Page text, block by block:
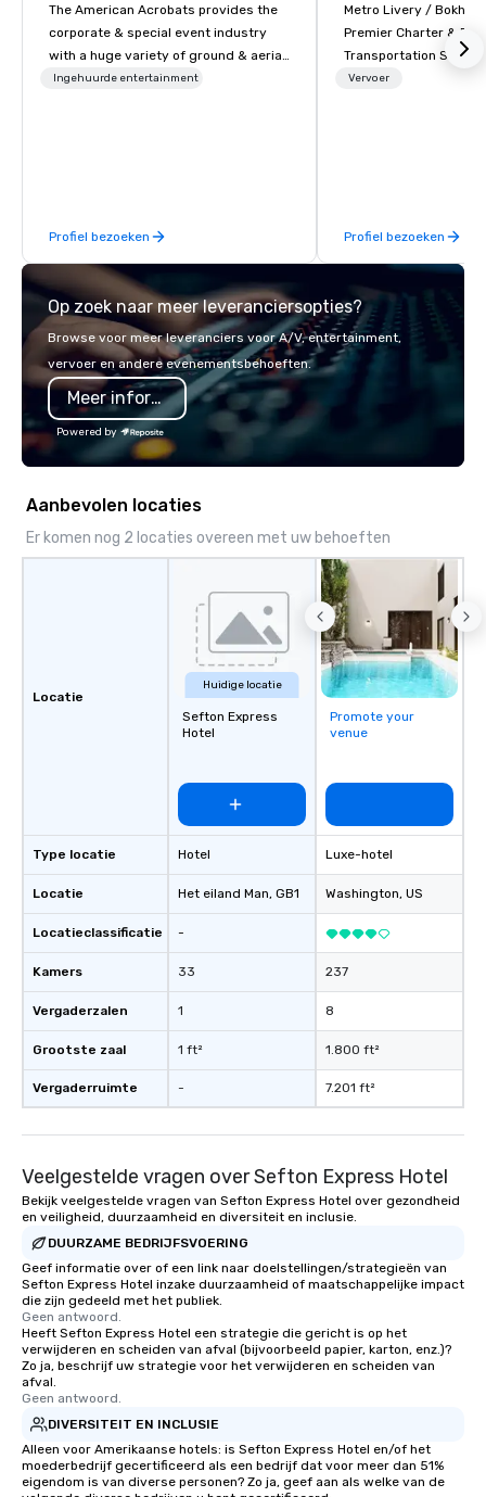
The American Acrobats provides the
corporate & special event industry
with a huge variety of ground & aerial
performances using elite professional
Ingehuurde entertainment
Profiel bezoeken
Metro Livery / Bokhari
Premier Charter &
Transportation
with Style, Comfort &
serving all of
neighboring states.
shuttles, and private
Why Event Planners
Diverse Fleet: Sedans
Custom wraps &
Events &
Rehearsal Dinners
Festivals Sports
& School Group Trips
& Hotel Shuttles
Tennessee and
Vervoer
Profiel bezoeken
Op zoek naar meer leveranciersopties?
Browse voor meer leveranciers voor A/V, entertainment,
vervoer en andere evenementsbehoeften.
Meer informatie
Powered by
Aanbevolen locaties
Er komen nog 2 locaties overeen met uw behoeften
Locatie
Type locatie
Locatie
Locatieclassificatie
Kamers
Vergaderzalen
Grootste zaal
Vergaderruimte
Huidige locatie
Sefton Express
Hotel
Hotel
Het eiland Man, GB1
-
33
1
1 ft²
-
Promote your
venue
Luxe-hotel
Washington, US
237
8
1.800 ft²
7.201 ft²
Veelgestelde vragen over Sefton Express Hotel
Bekijk veelgestelde vragen van Sefton Express Hotel over gezondheid
en veiligheid, duurzaamheid en diversiteit en inclusie.
DUURZAME BEDRIJFSVOERING
Geef informatie over of een link naar doelstellingen/strategieën van
Sefton Express Hotel inzake duurzaamheid of maatschappelijke impact
die zijn gedeeld met het publiek.
Geen antwoord.
Heeft Sefton Express Hotel een strategie die gericht is op het
verwijderen en scheiden van afval (bijvoorbeeld papier, karton, enz.)?
Zo ja, beschrijf uw strategie voor het verwijderen en scheiden van
afval.
Geen antwoord.
DIVERSITEIT EN INCLUSIE
Alleen voor Amerikaanse hotels: is Sefton Express Hotel en/of het
moederbedrijf gecertificeerd als een bedrijf dat voor meer dan 51%
eigendom is van diverse personen? Zo ja, geef aan als welke van de